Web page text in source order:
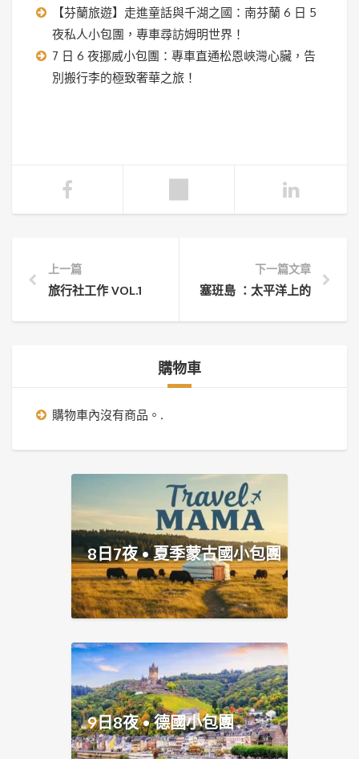
【芬蘭旅遊】走進童話與千湖之國：南芬蘭 6 日 5
夜私人小包團，專車尋訪姆明世界！
7 日 6 夜挪威小包團：專車直通松恩峽灣心臟，告
別搬行李的極致奢華之旅！
上一篇
旅行社工作 VOL.1
下一篇文章
塞班島 ：太平洋上的度假天堂
購物車
購物車內沒有商品。.
8日7夜 • 夏季蒙古國小包團
9日8夜 • 德國小包團